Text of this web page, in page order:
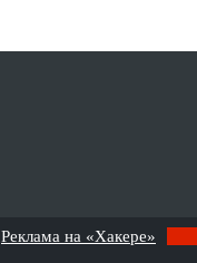
Реклама на «Хакере»